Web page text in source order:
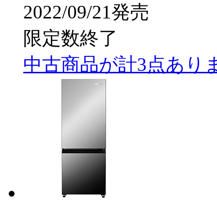
2022/09/21発売
限定数終了
中古商品が計3点あり